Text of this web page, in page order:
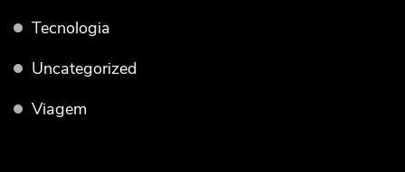
Tecnologia
Uncategorized
Viagem